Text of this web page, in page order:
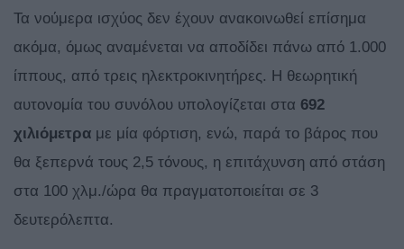
Τα νούμερα ισχύος δεν έχουν ανακοινωθεί επίσημα
ακόμα, όμως αναμένεται να αποδίδει πάνω από 1.000
ίππους, από τρεις ηλεκτροκινητήρες. Η θεωρητική
αυτονομία του συνόλου υπολογίζεται στα 692
χιλιόμετρα με μία φόρτιση, ενώ, παρά το βάρος που
θα ξεπερνά τους 2,5 τόνους, η επιτάχυνση από στάση
στα 100 χλμ./ώρα θα πραγματοποιείται σε 3
δευτερόλεπτα.